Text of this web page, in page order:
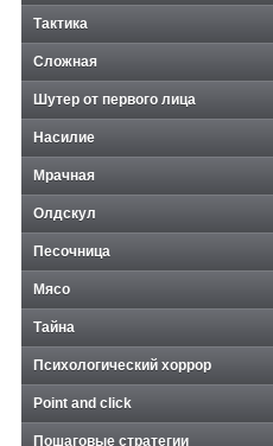
Тактика
Сложная
Шутер от первого лица
Насилие
Мрачная
Олдскул
Песочница
Мясо
Тайна
Психологический хоррор
Point and click
Пошаговые стратегии